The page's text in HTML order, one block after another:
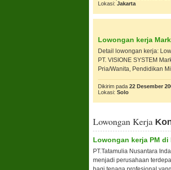
Lokasi: Jakarta
Lowongan kerja
Detail lowongan kerja:
PT. VISIONE SYSTEM
Pria/Wanita, Pendidikan
Dikirim pada 22 Desember
Lokasi: Solo
Lowongan Kerja
Lowongan kerja PM di
PT.Tatamulia Nusantara
menjadi perusahaan